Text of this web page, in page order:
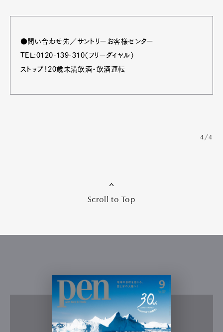
●問い合わせ先／サントリーお客様センター
TEL:0120-139-310（フリーダイヤル）
ストップ！20歳未満飲酒・飲酒運転
4/4
Scroll to Top